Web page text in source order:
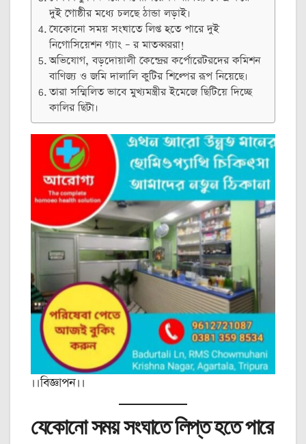
দুই গোষ্ঠীর মধ্যে চলছে ঠান্ডা লড়াই।
যেকোনো সময় সংঘাতে লিপ্ত হতে পারে দুই
নিগোসিয়েশন গ্যাং – র মাতব্বররা!
অভিযোগ, বড়দোয়ালী কেন্দ্রের কর্পোরেটরদের কমিশন
বাণিজ্য ও জমি দালালি কুটির শিল্পের রূপ নিয়েছে।
তারা সম্মিলিত ভাবে মুখ্যমন্ত্রীর ইমেজে ছিটিয়ে দিচ্ছে
কালির ছিটা।
।।বিজ্ঞাপন।।
যেকোনো সময় সংঘাতে লিপ্ত হতে পারে